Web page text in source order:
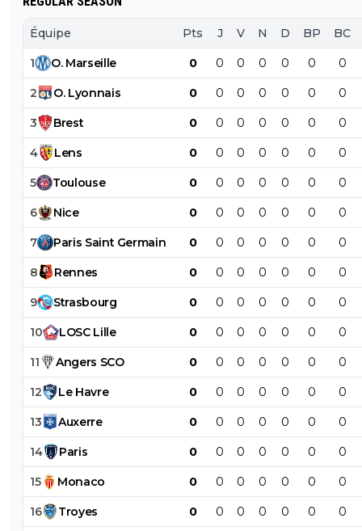
Équipe Pts J V N D BP BC
1 O. Marseille 0 0 0 0 0 0 0
2 O. Lyonnais 0 0 0 0 0 0 0
3 Brest 0 0 0 0 0 0 0
4 Lens 0 0 0 0 0 0 0
5 Toulouse 0 0 0 0 0 0 0
6 Nice 0 0 0 0 0 0 0
7 Paris Saint Germain 0 0 0 0 0 0 0
8 Rennes 0 0 0 0 0 0 0
9 Strasbourg 0 0 0 0 0 0 0
10 LOSC Lille 0 0 0 0 0 0 0
11 Angers SCO 0 0 0 0 0 0 0
12 Le Havre 0 0 0 0 0 0 0
13 Auxerre 0 0 0 0 0 0 0
14 Paris 0 0 0 0 0 0 0
15 Monaco 0 0 0 0 0 0 0
16 Troyes 0 0 0 0 0 0 0